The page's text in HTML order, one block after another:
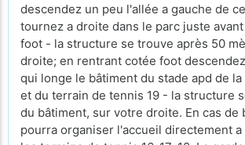
descendez un peu l'allée a gauche de
tournez a droite dans le parc juste
foot - la structure se trouve après 50
droite; en rentrant cotée foot
qui longe le bâtiment du stade apd de
et du terrain de tennis 19 - la structure
du bâtiment, sur votre droite. En cas de
pourra organiser l'accueil directement